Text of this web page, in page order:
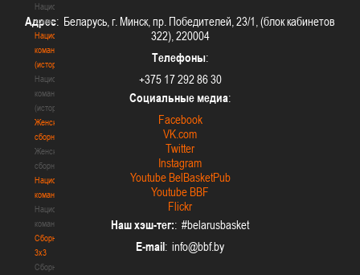
Национальная
команда
Национальная
команда
(история)
Национальная
команда
(история)
Женские
сборные
Женские
сборные
Национальная
команда
Национальная
команда
Сборные
3х3
Сборные
Адрес: Беларусь, г. Минск, пр. Победителей, 23/1, (блок кабинетов
322), 220004
Телефоны:
+375 17 292 86 30
Социальные медиа:
Facebook
VK.com
Twitter
Instagram
Youtube BelBasketPub
Youtube BBF
Flickr
Наш хэш-тег:: #belarusbasket
E-mail: